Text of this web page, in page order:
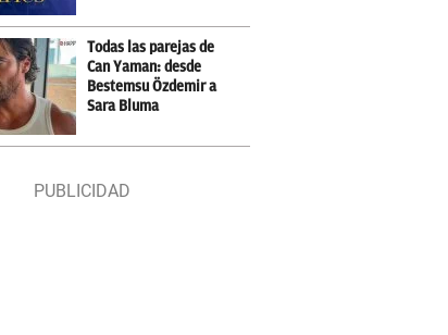
Todas las parejas de
Can Yaman: desde
Bestemsu Özdemir a
Sara Bluma